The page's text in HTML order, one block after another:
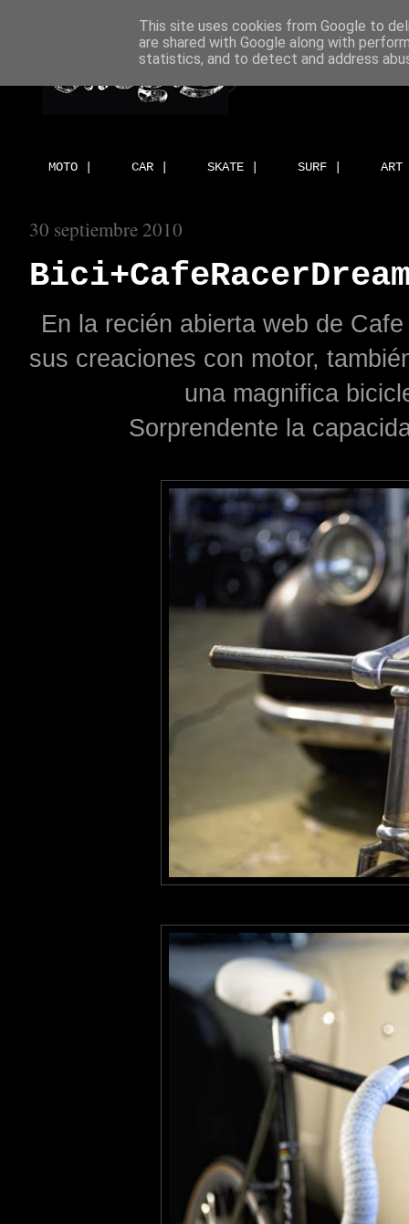
MOTO | CAR | SKATE | SURF |
30 septiembre 2010
En la recién abierta web de
sus creaciones con motor,
una magnifica
Sorprendente la
This site uses cookies from Google to
are shared with Google along with
statistics, and to detect and address